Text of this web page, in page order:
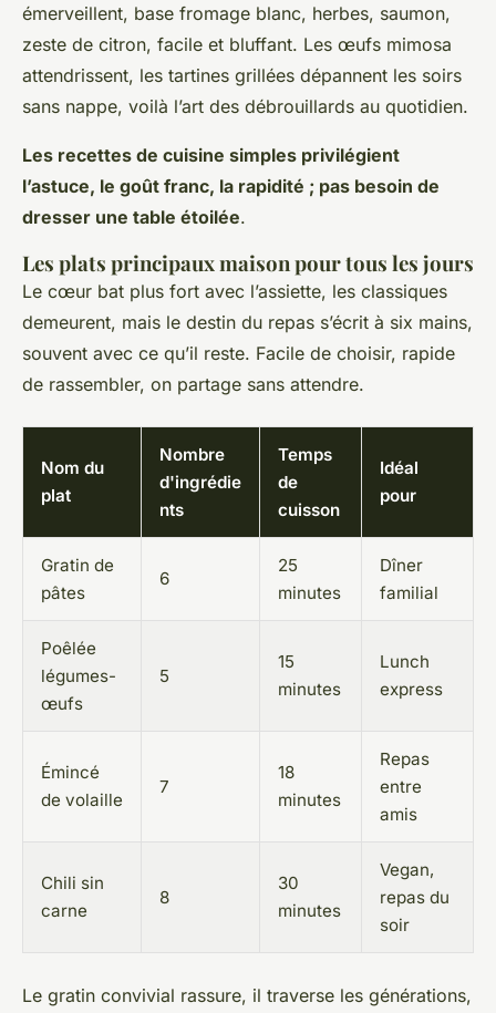
émerveillent, base fromage blanc, herbes, saumon,
zeste de citron, facile et bluffant. Les œufs mimosa
attendrissent, les tartines grillées dépannent les soirs
sans nappe, voilà l’art des débrouillards au quotidien.
Les recettes de cuisine simples privilégient
l’astuce, le goût franc, la rapidité ; pas besoin de
dresser une table étoilée.
Les plats principaux maison pour tous les jours
Le cœur bat plus fort avec l’assiette, les classiques
demeurent, mais le destin du repas s’écrit à six mains,
souvent avec ce qu’il reste. Facile de choisir, rapide
de rassembler, on partage sans attendre.
Nom du
plat
Nombre
d'ingrédie
nts
Temps
de
cuisson
Idéal
pour
Gratin de
pâtes
6
25
minutes
Dîner
familial
Poêlée
légumes-
œufs
5
15
minutes
Lunch
express
Émincé
de volaille
7
18
minutes
Repas
entre
amis
Chili sin
carne
8
30
minutes
Vegan,
repas du
soir
Le gratin convivial rassure, il traverse les générations,